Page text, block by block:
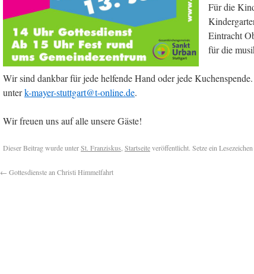
Für die
Eintracht
für die
Wir sind dankbar für jede helfende Hand oder jede
unterk-mayer-stuttgart@t-online.de.
Wir freuen uns auf alle unsere Gäste!
Dieser Beitrag wurde unterSt. Franziskus Startseiteveröffentlicht. Setze ein
← Gottesdienste an Christi Himmelfahrt